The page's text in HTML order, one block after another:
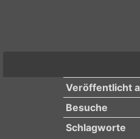
Veröffentlicht
Besuche
Schlagworte